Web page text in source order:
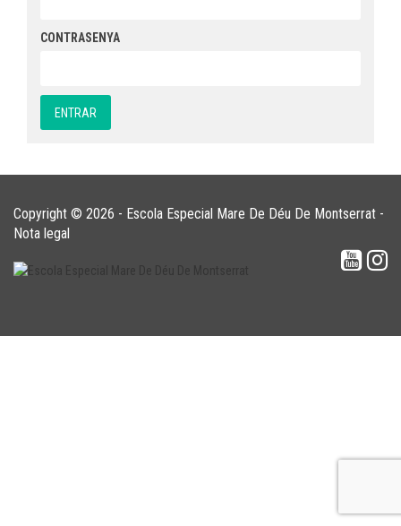
CONTRASENYA
Copyright © 2026 - Escola Especial Mare De Déu De Montserrat -
Nota legal